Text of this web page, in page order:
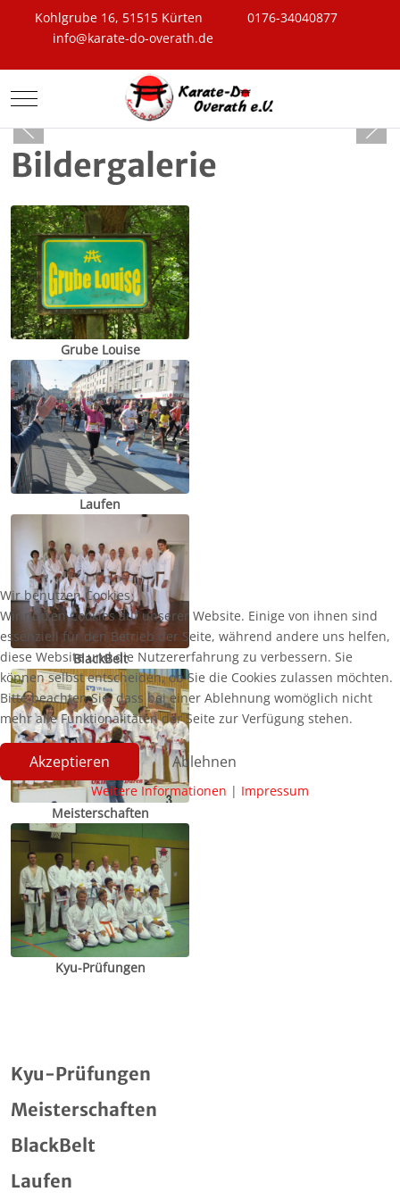
Kohlgrube 16, 51515 Kürten
0176-34040877
info@karate-do-overath.de
Mobile Menu Toggle
Bildergalerie
Grube Louise
Laufen
BlackBelt
Meisterschaften
Kyu-Prüfungen
Kyu-Prüfungen
Meisterschaften
BlackBelt
Laufen
Wir benutzen Cookies
Wir nutzen Cookies auf unserer Website. Einige von ihnen sind
essenziell für den Betrieb der Seite, während andere uns helfen,
diese Website und die Nutzererfahrung zu verbessern. Sie
können selbst entscheiden, ob Sie die Cookies zulassen möchten.
Bitte beachten Sie, dass bei einer Ablehnung womöglich nicht
mehr alle Funktionalitäten der Seite zur Verfügung stehen.
Akzeptieren Ablehnen
Weitere Informationen | Impressum